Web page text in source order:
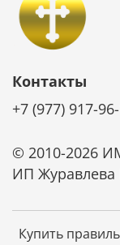
Купить
Контакты
+7 (977) 917-
© 2010-2026
ИП Журавлева